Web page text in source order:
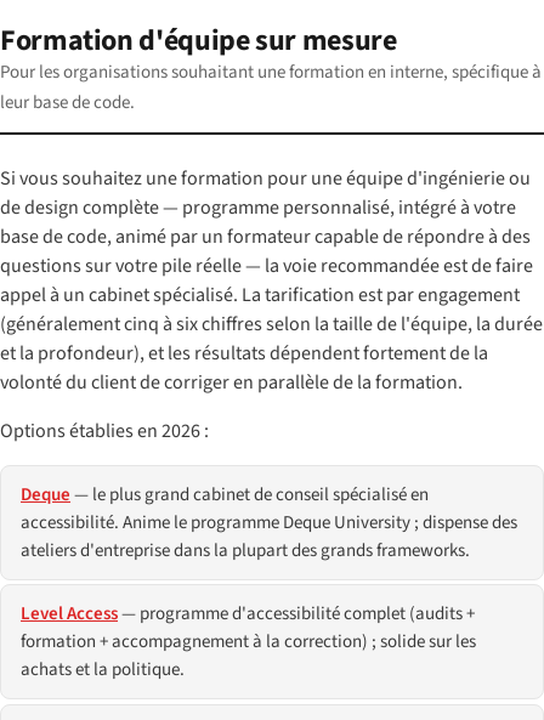
Formation d'équipe sur mesure
Pour les organisations souhaitant une formation en interne, spécifique à
leur base de code.
Si vous souhaitez une formation pour une équipe d'ingénierie ou
de design complète — programme personnalisé, intégré à votre
base de code, animé par un formateur capable de répondre à des
questions sur votre pile réelle — la voie recommandée est de faire
appel à un cabinet spécialisé. La tarification est par engagement
(généralement cinq à six chiffres selon la taille de l'équipe, la durée
et la profondeur), et les résultats dépendent fortement de la
volonté du client de corriger en parallèle de la formation.
Options établies en 2026 :
Deque— le plus grand cabinet de conseil spécialisé en
accessibilité. Anime le programme Deque University ; dispense des
ateliers d'entreprise dans la plupart des grands frameworks.
Level Access— programme d'accessibilité complet (audits +
formation + accompagnement à la correction) ; solide sur les
achats et la politique.